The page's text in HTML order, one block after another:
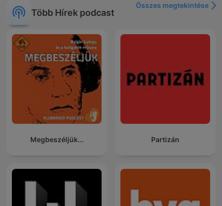
Több Hírek podcast
Összes megtekintése
Megbeszéljük... Partizán